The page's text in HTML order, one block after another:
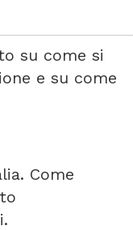
su come si
e su come
Come